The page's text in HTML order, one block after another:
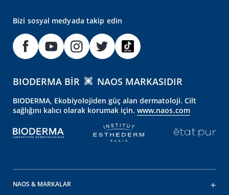
Bizi sosyal medyada takip edin
BIODERMA BIR NAOS MARKASIDIR
BIODERMA, Ekobiyolojiden güç alan dermatoloji. Cilt
sağlığını kalıcı olarak korumak için. www.naos.com
NAOS & MARKALAR